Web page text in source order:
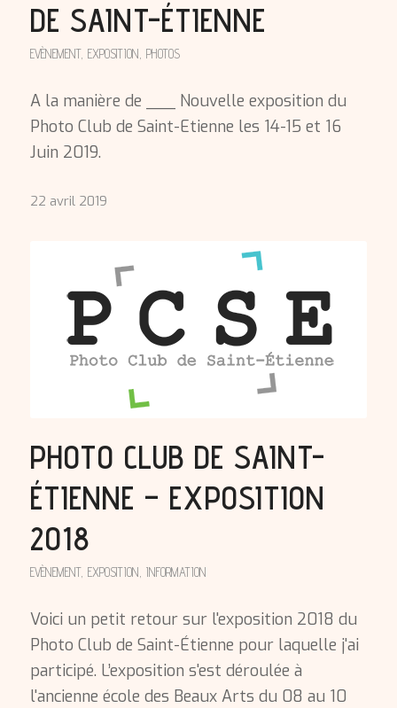
DE SAINT-ÉTIENNE
EVÈNEMENT, EXPOSITION PHOTOS
A la manière de ___ Nouvelle exposition du
Photo Club de Saint-Etienne les 14-15 et 16
Juin 2019.
22 avril 2019
PHOTO CLUB DE SAINT-
ÉTIENNE – EXPOSITION
2018
EVÈNEMENT, EXPOSITION INFORMATION
Voici un petit retour sur l'exposition 2018 du
Photo Club de Saint-Étienne pour laquelle j'ai
participé. L’exposition s'est déroulée à
l'ancienne école des Beaux Arts du 08 au 10